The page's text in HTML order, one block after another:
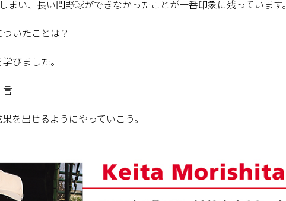
まい、長い間野球ができなかったことが一番印象に残っています。
いたことは？
びました。
言
を出せるようにやっていこう。